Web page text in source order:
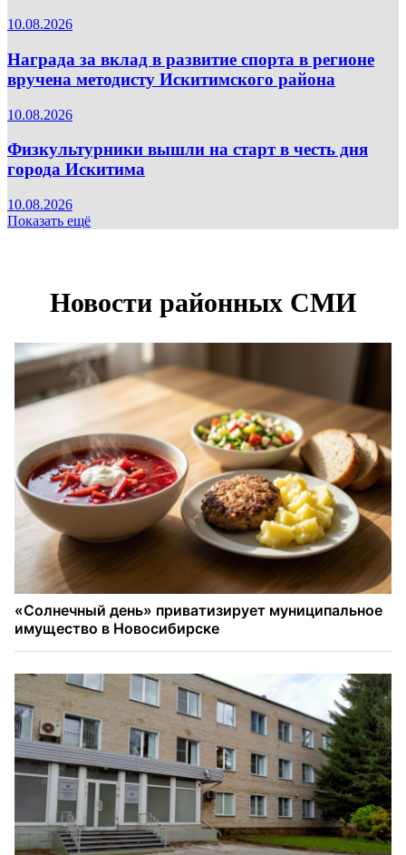
10.08.2026
Награда за вклад в развитие спорта в регионе
вручена методисту Искитимского района
10.08.2026
Физкультурники вышли на старт в честь дня
города Искитима
10.08.2026
Показать ещё